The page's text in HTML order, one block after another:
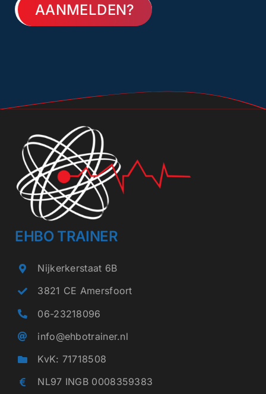
AANMELDEN?
EHBO TRAINER
Nijkerkerstaat 6B
3821 CE Amersfoort
06-23218096
info@ehbotrainer.nl
KvK: 71718508
NL97 INGB 0008359383